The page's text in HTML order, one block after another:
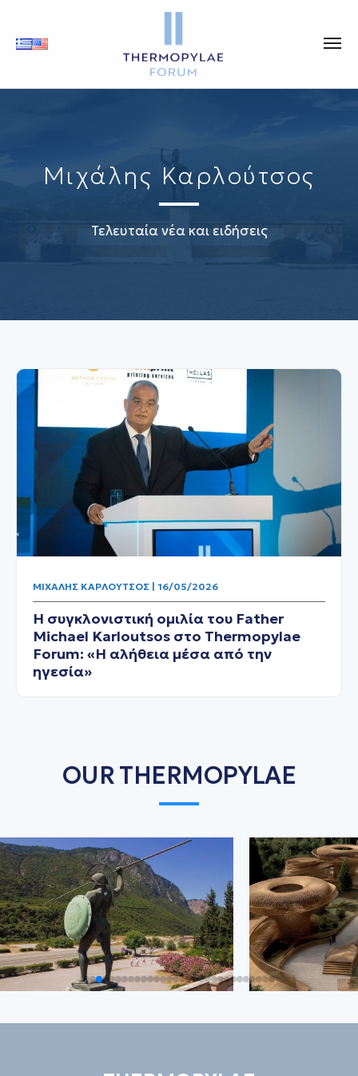
Μιχάλης Καρλούτσος
Τελευταία νέα και ειδήσεις
ΜΙΧΆΛΗΣ ΚΑΡΛΟΎΤΣΟΣ | 16/05/2026
Η συγκλονιστική ομιλία του Father
Michael Karloutsos στο Thermopylae
Forum: «Η αλήθεια μέσα από την
ηγεσία»
OUR THERMOPYLAE